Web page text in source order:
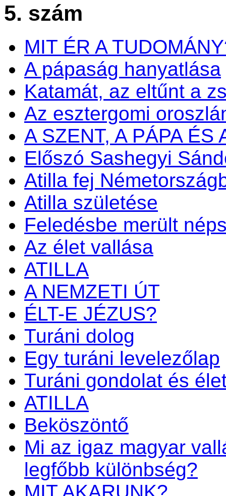
5. szám
MIT ÉR A
A pápaság hanyatlása
Katamát, az eltűnt a
Az esztergomi
A SZENT, A PÁPA ÉS
Előszó Sashegyi
Atilla fej
Atilla születése
Feledésbe merült
Az élet vallása
ATILLA
A NEMZETI ÚT
ÉLT-E JÉZUS?
Turáni dolog
Egy turáni levelezőlap
Turáni gondolat és
ATILLA
Beköszöntő
Mi az igaz magyar
legfőbb különbség?
MIT AKARUNK?